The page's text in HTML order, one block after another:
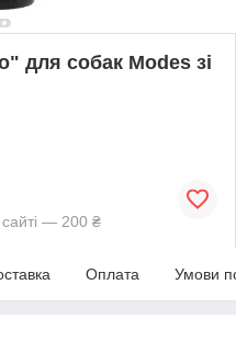
для собак Modes зі
— 200 ₴
Оплата Умови